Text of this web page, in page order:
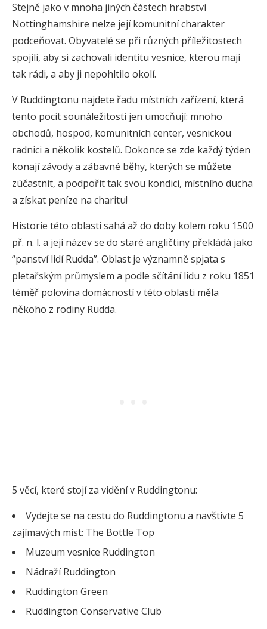
Stejně jako v mnoha jiných částech hrabství
Nottinghamshire nelze její komunitní charakter
podceňovat. Obyvatelé se při různých příležitostech
spojili, aby si zachovali identitu vesnice, kterou mají
tak rádi, a aby ji nepohltilo okolí.
V Ruddingtonu najdete řadu místních zařízení, která
tento pocit sounáležitosti jen umocňují: mnoho
obchodů, hospod, komunitních center, vesnickou
radnici a několik kostelů. Dokonce se zde každý týden
konají závody a zábavné běhy, kterých se můžete
zúčastnit, a podpořit tak svou kondici, místního ducha
a získat peníze na charitu!
Historie této oblasti sahá až do doby kolem roku 1500
př. n. l. a její název se do staré angličtiny překládá jako
“panství lidí Rudda”. Oblast je významně spjata s
pletařským průmyslem a podle sčítání lidu z roku 1851
téměř polovina domácností v této oblasti měla
někoho z rodiny Rudda.
5 věcí, které stojí za vidění v Ruddingtonu:
Vydejte se na cestu do Ruddingtonu a navštivte 5
zajímavých míst: The Bottle Top
Muzeum vesnice Ruddington
Nádraží Ruddington
Ruddington Green
Ruddington Conservative Club